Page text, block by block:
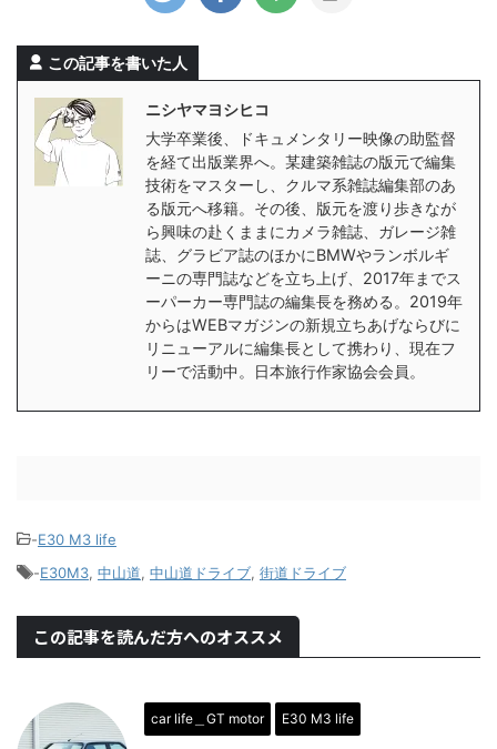
この記事を書いた人
ニシヤマヨシヒコ
大学卒業後、ドキュメンタリー映像の助監督
を経て出版業界へ。某建築雑誌の版元で編集
技術をマスターし、クルマ系雑誌編集部のあ
る版元へ移籍。その後、版元を渡り歩きなが
ら興味の赴くままにカメラ雑誌、ガレージ雑
誌、グラビア誌のほかにBMWやランボルギ
ーニの専門誌などを立ち上げ、2017年までス
ーパーカー専門誌の編集長を務める。2019年
からはWEBマガジンの新規立ちあげならびに
リニューアルに編集長として携わり、現在フ
リーで活動中。日本旅行作家協会会員。
-E30 M3 life
-E30M3, 中山道, 中山道ドライブ, 街道ドライブ
この記事を読んだ方へのオススメ
car life＿GT motor E30 M3 life